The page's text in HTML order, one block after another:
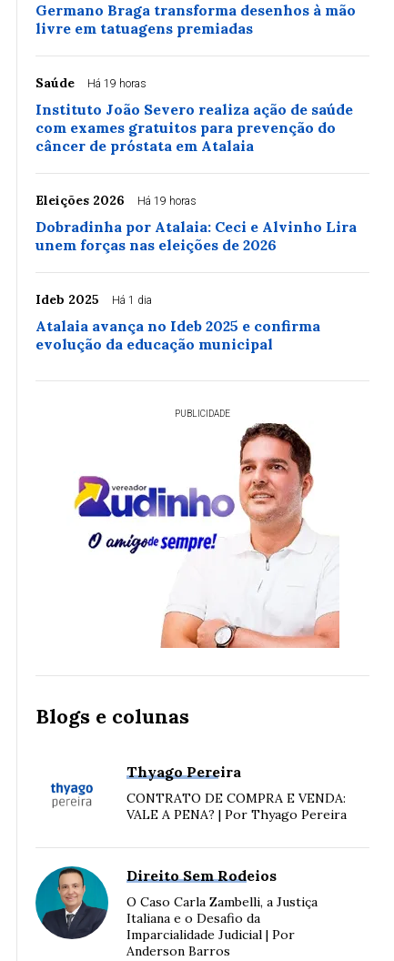
Germano Braga transforma desenhos à mão
livre em tatuagens premiadas
Saúde Há 19 horas
Instituto João Severo realiza ação de saúde
com exames gratuitos para prevenção do
câncer de próstata em Atalaia
Eleições 2026 Há 19 horas
Dobradinha por Atalaia: Ceci e Alvinho Lira
unem forças nas eleições de 2026
Ideb 2025 Há 1 dia
Atalaia avança no Ideb 2025 e confirma
evolução da educação municipal
PUBLICIDADE
Blogs e colunas
Thyago Pereira
CONTRATO DE COMPRA E VENDA:
VALE A PENA? | Por Thyago Pereira
Direito Sem Rodeios
O Caso Carla Zambelli, a Justiça
Italiana e o Desafio da
Imparcialidade Judicial | Por
Anderson Barros